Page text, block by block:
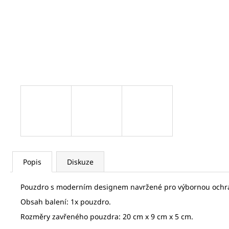
Popis Diskuze
Pouzdro s moderním designem navržené pro výbornou
Obsah balení: 1x pouzdro.
Rozměry zavřeného pouzdra: 20 cm x 9 cm x 5 cm.